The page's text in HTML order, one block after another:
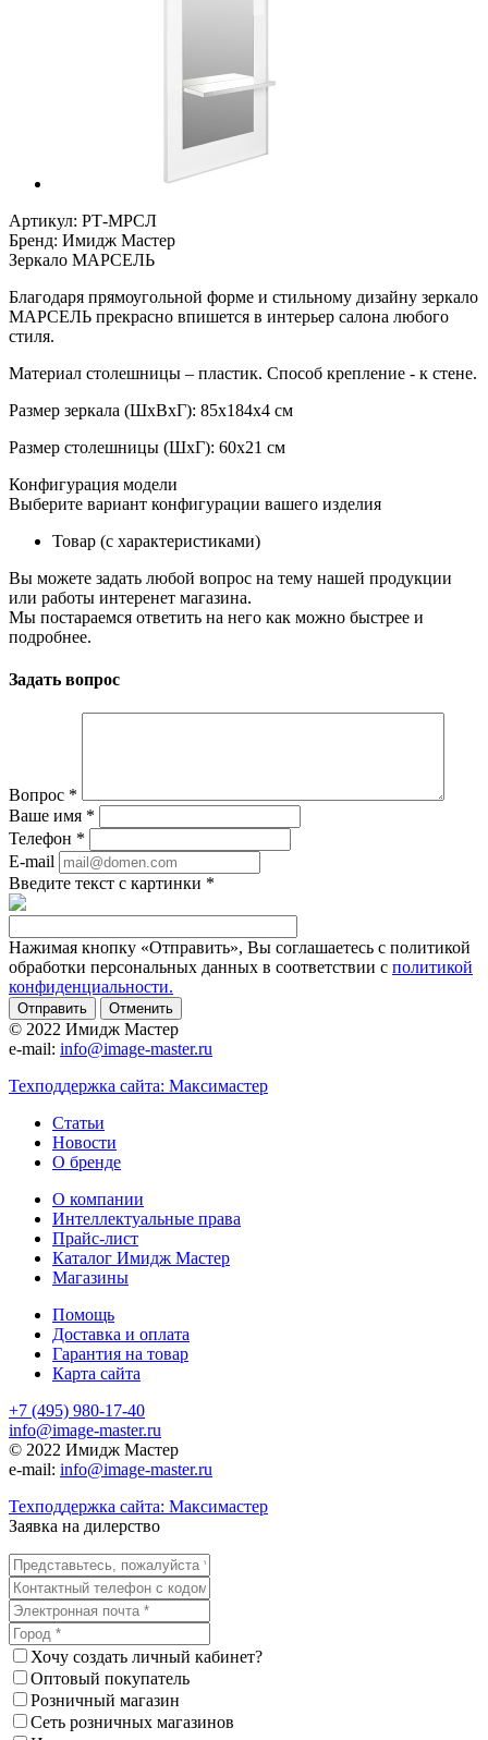
Артикул: РТ-МРСЛ
Бренд: Имидж Мастер
Зеркало МАРСЕЛЬ
Благодаря прямоугольной форме и стильному дизайну зеркало
МАРСЕЛЬ прекрасно впишется в интерьер салона любого
стиля.
Материал столешницы – пластик. Способ крепление - к стене.
Размер зеркала (ШхВхГ): 85х184х4 см
Размер столешницы (ШхГ): 60х21 см
Конфигурация модели
Выберите вариант конфигурации вашего изделия
Товар (с характеристиками)
Вы можете задать любой вопрос на тему нашей продукции
или работы интеренет магазина.
Мы постараемся ответить на него как можно быстрее и
подробнее.
Задать вопрос
Вопрос *
Ваше имя *
Телефон *
E-mail
Введите текст с картинки *
Нажимая кнопку «Отправить», Вы соглашаетесь с политикой
обработки персональных данных в соответствии с политикой
конфиденциальности.
Отменить
© 2022 Имидж Мастер
e-mail: info@image-master.ru
Техподдержка сайта: Максимастер
Статьи
Новости
О бренде
О компании
Интеллектуальные права
Прайс-лист
Каталог Имидж Мастер
Магазины
Помощь
Доставка и оплата
Гарантия на товар
Карта сайта
+7 (495) 980-17-40
info@image-master.ru
© 2022 Имидж Мастер
e-mail: info@image-master.ru
Техподдержка сайта: Максимастер
Заявка на дилерство
Хочу создать личный кабинет?
Оптовый покупатель
Розничный магазин
Сеть розничных магазинов